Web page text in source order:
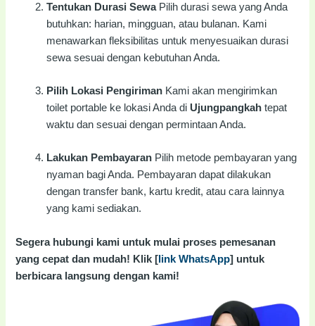
Tentukan Durasi SewaPilih durasi sewa yang Anda
butuhkan: harian, mingguan, atau bulanan. Kami
menawarkan fleksibilitas untuk menyesuaikan durasi
sewa sesuai dengan kebutuhan Anda.
Pilih Lokasi Pengiriman Kami akan mengirimkan
toilet portable ke lokasi Anda di Ujungpangkah tepat
waktu dan sesuai dengan permintaan Anda.
Lakukan Pembayaran Pilih metode pembayaran yang
nyaman bagi Anda. Pembayaran dapat dilakukan
dengan transfer bank, kartu kredit, atau cara lainnya
yang kami sediakan.
Segera hubungi kami untuk mulai proses pemesanan
yang cepat dan mudah! Klik [ link WhatsApp] untuk
berbicara langsung dengan kami!